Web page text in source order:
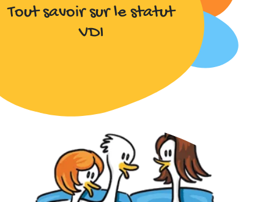
Tout savoir sur le statut
VDI